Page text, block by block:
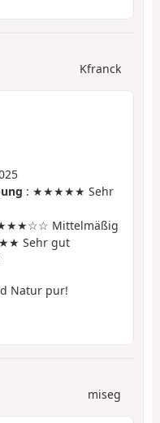
Kfranck
: ★★★★★ Sehr
Mittelmäßig
Sehr gut
Natur pur!
miseg